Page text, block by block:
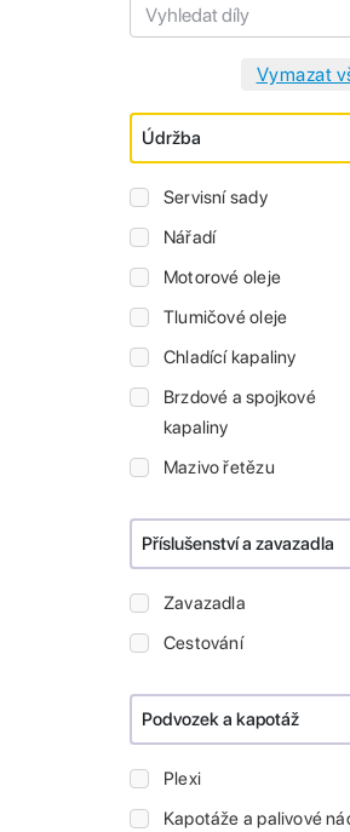
Údržba
Servisní sady
Nářadí
Motorové oleje
Tlumičové oleje
Chladící kapaliny
Brzdové a spojkové
kapaliny
Mazivo řetězu
Příslušenství a zavazadla
Zavazadla
Cestování
Podvozek a kapotáž
Plexi
Kapotáže a palivové